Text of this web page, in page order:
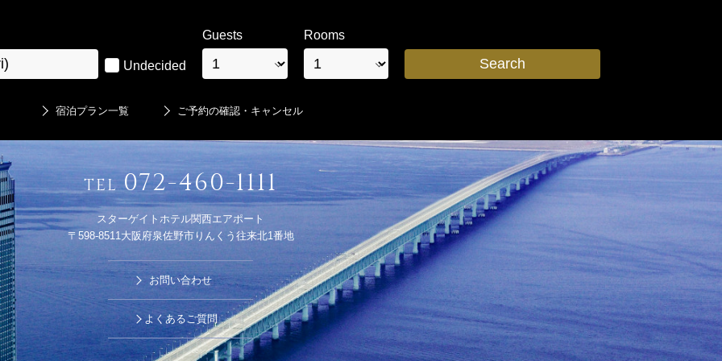
Undecided
Guests Rooms
Search
宿泊プラン一覧 ご予約の確認・キャンセル
TEL072-460-1111
スターゲイトホテル関西エアポート
〒598-8511大阪府泉佐野市りんくう往来北1番地
お問い合わせ
よくあるご質問